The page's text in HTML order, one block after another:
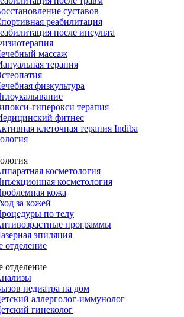
суставов
реабилитация
после инсульта
массаж
терапия
физкультура
гиперокси терапия
фитнес
клеточная терапия Indiba
косметология
косметология
кожа
за кожей
по телу
программы
эпиляция
отделение
отделение
педиатра на дом
аллерголог-иммунолог
гинеколог